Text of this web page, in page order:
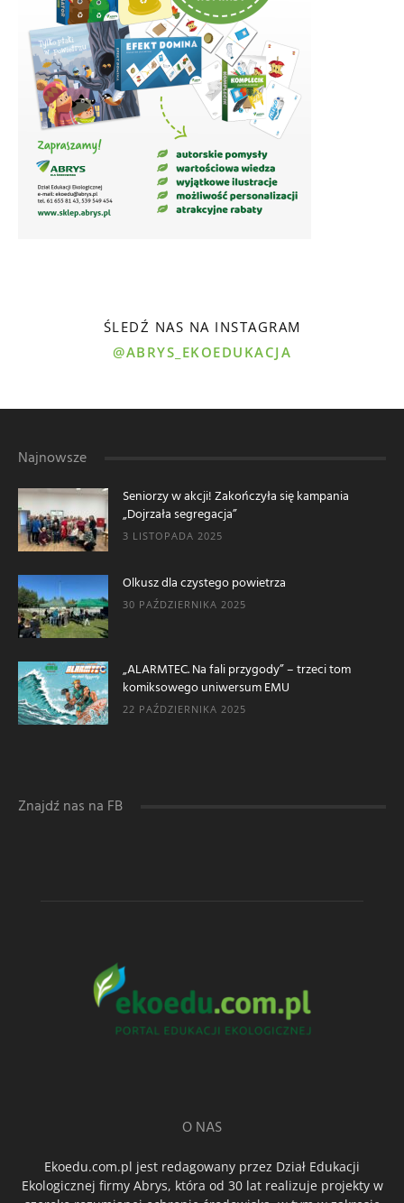
ŚLEDŹ NAS NA INSTAGRAM
@ABRYS_EKOEDUKACJA
Najnowsze
Seniorzy w akcji! Zakończyła się kampania
„Dojrzała segregacja”
3 LISTOPADA 2025
Olkusz dla czystego powietrza
30 PAŹDZIERNIKA 2025
„ALARMTEC. Na fali przygody” – trzeci tom
komiksowego uniwersum EMU
22 PAŹDZIERNIKA 2025
Znajdź nas na FB
O NAS
Ekoedu.com.pl jest redagowany przez Dział Edukacji
Ekologicznej firmy Abrys, która od 30 lat realizuje projekty w